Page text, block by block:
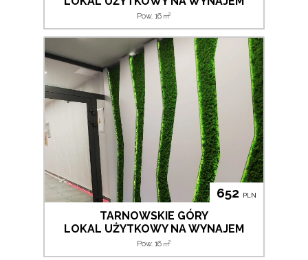
Pow. 16 m2
652 PLN
TARNOWSKIE GÓRY
LOKAL UŻYTKOWY NA WYNAJEM
Pow. 16 m2